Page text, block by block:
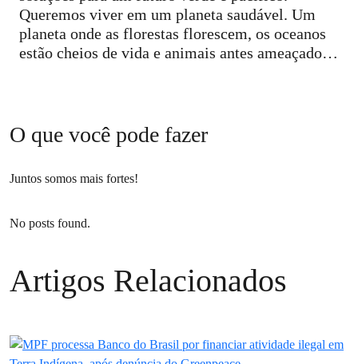
Queremos viver em um planeta saudável. Um
planeta onde as florestas florescem, os oceanos
estão cheios de vida e animais antes ameaçados
é deliciosa, nutritiva e cultivada com amor. Onde
o ar que respiramos é fresco. Onde nossa energia
Onde possamos viver em segurança, e com a
Não podemos fazer tudo isso sozinhos, mas não
O que você pode fazer
Juntos somos mais fortes!
No posts found.
Artigos Relacionados